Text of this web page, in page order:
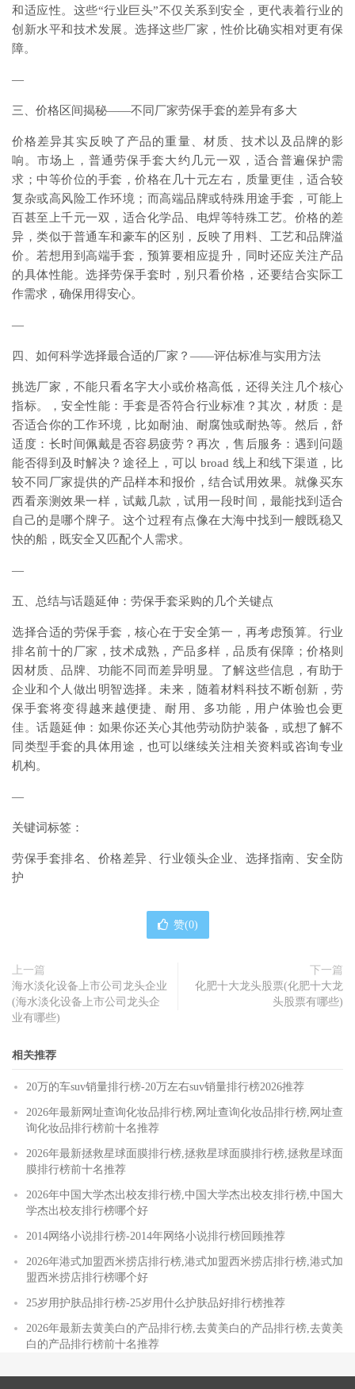
和适应性。这些“行业巨头”不仅关系到安全，更代表着行业的
创新水平和技术发展。选择这些厂家，性价比确实相对更有保
障。
—
三、价格区间揭秘——不同厂家劳保手套的差异有多大
价格差异其实反映了产品的重量、材质、技术以及品牌的影
响。市场上，普通劳保手套大约几元一双，适合普遍保护需
求；中等价位的手套，价格在几十元左右，质量更佳，适合较
复杂或高风险工作环境；而高端品牌或特殊用途手套，可能上
百甚至上千元一双，适合化学品、电焊等特殊工艺。价格的差
异，类似于普通车和豪车的区别，反映了用料、工艺和品牌溢
价。若想用到高端手套，预算要相应提升，同时还应关注产品
的具体性能。选择劳保手套时，别只看价格，还要结合实际工
作需求，确保用得安心。
—
四、如何科学选择最合适的厂家？——评估标准与实用方法
挑选厂家，不能只看名字大小或价格高低，还得关注几个核心
指标。，安全性能：手套是否符合行业标准？其次，材质：是
否适合你的工作环境，比如耐油、耐腐蚀或耐热等。然后，舒
适度：长时间佩戴是否容易疲劳？再次，售后服务：遇到问题
能否得到及时解决？途径上，可以 broad 线上和线下渠道，比
较不同厂家提供的产品样本和报价，结合试用效果。就像买东
西看亲测效果一样，试戴几款，试用一段时间，最能找到适合
自己的是哪个牌子。这个过程有点像在大海中找到一艘既稳又
快的船，既安全又匹配个人需求。
—
五、总结与话题延伸：劳保手套采购的几个关键点
选择合适的劳保手套，核心在于安全第一，再考虑预算。行业
排名前十的厂家，技术成熟，产品多样，品质有保障；价格则
因材质、品牌、功能不同而差异明显。了解这些信息，有助于
企业和个人做出明智选择。未来，随着材料科技不断创新，劳
保手套将变得越来越便捷、耐用、多功能，用户体验也会更
佳。话题延伸：如果你还关心其他劳动防护装备，或想了解不
同类型手套的具体用途，也可以继续关注相关资料或咨询专业
机构。
—
关键词标签：
劳保手套排名、价格差异、行业领头企业、选择指南、安全防
护
赞(0)
上一篇
海水淡化设备上市公司龙头企业
(海水淡化设备上市公司龙头企
业有哪些)
下一篇
化肥十大龙头股票(化肥十大龙
头股票有哪些)
相关推荐
20万的车suv销量排行榜-20万左右suv销量排行榜2026推荐
2026年最新网址查询化妆品排行榜,网址查询化妆品排行榜,网址查
询化妆品排行榜前十名推荐
2026年最新拯救星球面膜排行榜,拯救星球面膜排行榜,拯救星球面
膜排行榜前十名推荐
2026年中国大学杰出校友排行榜,中国大学杰出校友排行榜,中国大
学杰出校友排行榜哪个好
2014网络小说排行榜-2014年网络小说排行榜回顾推荐
2026年港式加盟西米捞店排行榜,港式加盟西米捞店排行榜,港式加
盟西米捞店排行榜哪个好
25岁用护肤品排行榜-25岁用什么护肤品好排行榜推荐
2026年最新去黄美白的产品排行榜,去黄美白的产品排行榜,去黄美
白的产品排行榜前十名推荐